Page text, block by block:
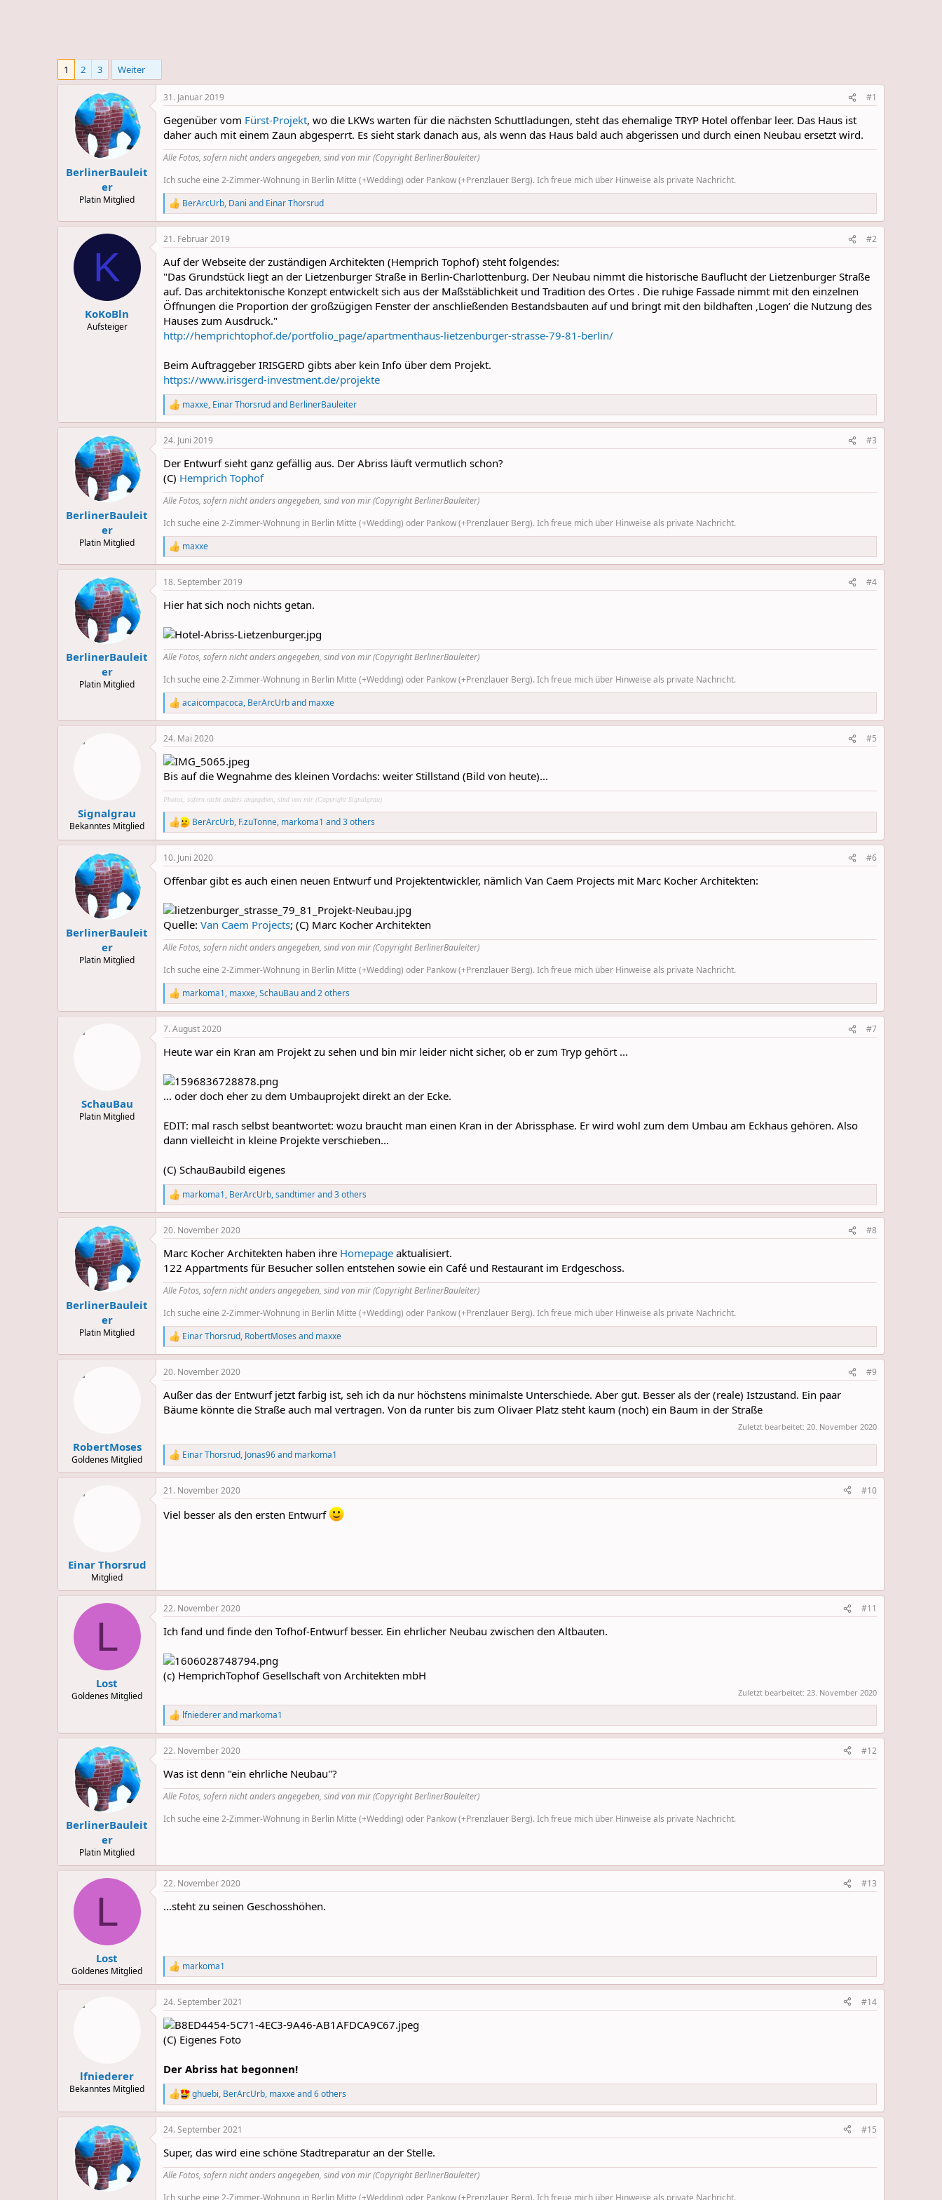
1 2 3 Weiter
BerlinerBauleit
er
Platin Mitglied
31. Januar 2019 #1
Gegenüber vom Fürst-Projekt, wo die LKWs warten für die nächsten Schuttladungen, steht das ehemalige TRYP Hotel offenbar leer. Das Haus ist
daher auch mit einem Zaun abgesperrt. Es sieht stark danach aus, als wenn das Haus bald auch abgerissen und durch einen Neubau ersetzt wird.
Alle Fotos, sofern nicht anders angegeben, sind von mir (Copyright BerlinerBauleiter)
Ich suche eine 2-Zimmer-Wohnung in Berlin Mitte (+Wedding) oder Pankow (+Prenzlauer Berg). Ich freue mich über Hinweise als private Nachricht.
R
e
a
c
i
o
s
:
BerArcUrb, Dani and Einar Thorsrud
K
KoKoBln
Aufsteiger
21. Februar 2019 #2
Auf der Webseite der zuständigen Architekten (Hemprich Tophof) steht folgendes:
"Das Grundstück liegt an der Lietzenburger Straße in Berlin-Charlottenburg. Der Neubau nimmt die historische Bauflucht der Lietzenburger Straße
auf. Das architektonische Konzept entwickelt sich aus der Maßstäblichkeit und Tradition des Ortes . Die ruhige Fassade nimmt mit den einzelnen
Öffnungen die Proportion der großzügigen Fenster der anschließenden Bestandsbauten auf und bringt mit den bildhaften ‚Logen’ die Nutzung des
Hauses zum Ausdruck."
http://hemprichtophof.de/portfolio_page/apartmenthaus-lietzenburger-strasse-79-81-berlin/
Beim Auftraggeber IRISGERD gibts aber kein Info über dem Projekt.
https://www.irisgerd-investment.de/projekte
R
e
a
c
i
o
s
maxxe, Einar Thorsrudand BerlinerBauleiter
BerlinerBauleit
er
Platin Mitglied
24. Juni 2019 #3
Der Entwurf sieht ganz gefällig aus. Der Abriss läuft vermutlich schon?
(C) Hemprich Tophof
Alle Fotos, sofern nicht anders angegeben, sind von mir (Copyright BerlinerBauleiter)
Ich suche eine 2-Zimmer-Wohnung in Berlin Mitte (+Wedding) oder Pankow (+Prenzlauer Berg). Ich freue mich über Hinweise als private Nachricht.
R
e
a
c
i
n
s
:
maxxe
BerlinerBauleit
er
Platin Mitglied
18. September 2019 #4
Hier hat sich noch nichts getan.
Alle Fotos, sofern nicht anders angegeben, sind von mir (Copyright BerlinerBauleiter)
Ich suche eine 2-Zimmer-Wohnung in Berlin Mitte (+Wedding) oder Pankow (+Prenzlauer Berg). Ich freue mich über Hinweise als private Nachricht.
R
e
a
c
t
i
o
s
acaicompacoca, BerArcUrband maxxe
Signalgrau
Bekanntes Mitglied
24. Mai 2020 #5
Bis auf die Wegnahme des kleinen Vordachs: weiter Stillstand (Bild von heute)...
Photos, sofern nicht anders angegeben, sind von mir (Copyright Signalgrau)
R
e
a
c
i
n
s
:
BerArcUrb, F.zuTonne, markoma1 and 3 others
BerlinerBauleit
er
Platin Mitglied
10. Juni 2020 #6
Offenbar gibt es auch einen neuen Entwurf und Projektentwickler, nämlich Van Caem Projects mit Marc Kocher Architekten:
Quelle: Van Caem Projects; (C) Marc Kocher Architekten
Alle Fotos, sofern nicht anders angegeben, sind von mir (Copyright BerlinerBauleiter)
Ich suche eine 2-Zimmer-Wohnung in Berlin Mitte (+Wedding) oder Pankow (+Prenzlauer Berg). Ich freue mich über Hinweise als private Nachricht.
R
e
a
c
i
n
s
:
markoma1, maxxe,SchauBauand 2 others
SchauBau
Platin Mitglied
7. August 2020 #7
Heute war ein Kran am Projekt zu sehen und bin mir leider nicht sicher, ob er zum Tryp gehört ...
... oder doch eher zu dem Umbauprojekt direkt an der Ecke.
EDIT: mal rasch selbst beantwortet: wozu braucht man einen Kran in der Abrissphase. Er wird wohl zum dem Umbau am Eckhaus gehören. Also
dann vielleicht in kleine Projekte verschieben...
(C) SchauBaubild eigenes
R
e
a
c
i
o
s
markoma1, BerArcUrb,sandtimerand 3 others
BerlinerBauleit
er
Platin Mitglied
20. November 2020 #8
Marc Kocher Architekten haben ihre Homepage aktualisiert.
122 Appartments für Besucher sollen entstehen sowie ein Café und Restaurant im Erdgeschoss.
Alle Fotos, sofern nicht anders angegeben, sind von mir (Copyright BerlinerBauleiter)
Ich suche eine 2-Zimmer-Wohnung in Berlin Mitte (+Wedding) oder Pankow (+Prenzlauer Berg). Ich freue mich über Hinweise als private Nachricht.
R
e
a
c
i
o
:
Einar Thorsrud, RobertMoses and maxxe
RobertMoses
Goldenes Mitglied
20. November 2020 #9
Außer das der Entwurf jetzt farbig ist, seh ich da nur höchstens minimalste Unterschiede. Aber gut. Besser als der (reale) Istzustand. Ein paar
Bäume könnte die Straße auch mal vertragen. Von da runter bis zum Olivaer Platz steht kaum (noch) ein Baum in der Straße
Zuletzt bearbeitet: 20. November 2020
R
e
a
c
i
Einar Thorsrud, Jonas96and markoma1
Einar Thorsrud
Mitglied
21. November 2020 #10
Viel besser als den ersten Entwurf
L
Lost
Goldenes Mitglied
22. November 2020 #11
Ich fand und finde den Tofhof-Entwurf besser. Ein ehrlicher Neubau zwischen den Altbauten.
(c) HemprichTophof Gesellschaft von Architekten mbH
Zuletzt bearbeitet: 23. November 2020
R
e
a
c
i
o
n
:
lfniedererand markoma1
BerlinerBauleit
er
Platin Mitglied
22. November 2020 #12
Was ist denn "ein ehrliche Neubau"?
Alle Fotos, sofern nicht anders angegeben, sind von mir (Copyright BerlinerBauleiter)
Ich suche eine 2-Zimmer-Wohnung in Berlin Mitte (+Wedding) oder Pankow (+Prenzlauer Berg). Ich freue mich über Hinweise als private Nachricht.
L
Lost
Goldenes Mitglied
22. November 2020 #13
...steht zu seinen Geschosshöhen.
R
e
a
c
t
i
o
:
markoma1
lfniederer
Bekanntes Mitglied
24. September 2021 #14
(C) Eigenes Foto
Der Abriss hat begonnen!
R
e
a
c
i
o
n
ghuebi, BerArcUrb, maxxeand 6 others
24. September 2021 #15
Super, das wird eine schöne Stadtreparatur an der Stelle.
Alle Fotos, sofern nicht anders angegeben, sind von mir (Copyright BerlinerBauleiter)
Ich suche eine 2-Zimmer-Wohnung in Berlin Mitte (+Wedding) oder Pankow (+Prenzlauer Berg). Ich freue mich über Hinweise als private Nachricht.